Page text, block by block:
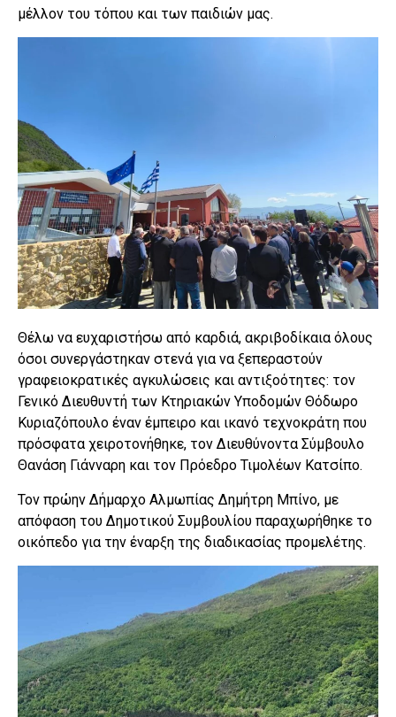
μέλλον του τόπου και των παιδιών μας.
Θέλω να ευχαριστήσω από καρδιά, ακριβοδίκαια όλους
όσοι συνεργάστηκαν στενά για να ξεπεραστούν
γραφειοκρατικές αγκυλώσεις και αντιξοότητες: τον
Γενικό Διευθυντή των Κτηριακών Υποδομών Θόδωρο
Κυριαζόπουλο έναν έμπειρο και ικανό τεχνοκράτη που
πρόσφατα χειροτονήθηκε, τον Διευθύνοντα Σύμβουλο
Θανάση Γιάνναρη και τον Πρόεδρο Τιμολέων Κατσίπο.
Τον πρώην Δήμαρχο Αλμωπίας Δημήτρη Μπίνο, με
απόφαση του Δημοτικού Συμβουλίου παραχωρήθηκε το
οικόπεδο για την έναρξη της διαδικασίας προμελέτης.